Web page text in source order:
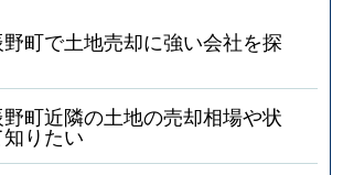
野町で土地売却に強い会社を探
町近隣の土地の売却相場や状
りたい